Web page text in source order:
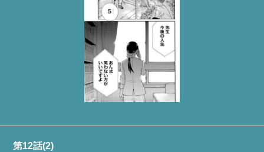
第12話(2)